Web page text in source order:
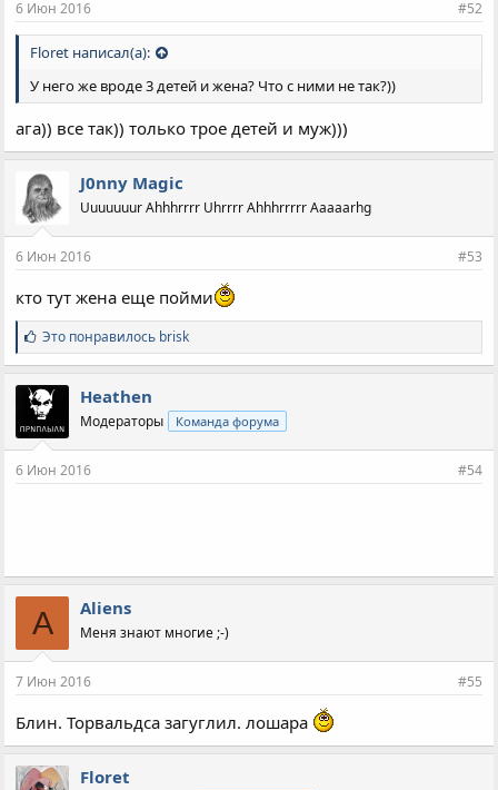
6 Июн 2016 #52
Floret написал(а):
У него же вроде 3 детей и жена? Что с ними не так?))
ага)) все так)) только трое детей и муж)))
J0nny Magic
Uuuuuuur Ahhhrrrr Uhrrrr Ahhhrrrrr Aaaaarhg
6 Июн 2016 #53
кто тут жена еще пойми
С
и
м
п
а
т
и
:
Это понравилось brisk
Heathen
Модераторы Команда форума
6 Июн 2016 #54
A Aliens
Меня знают многие ;-)
7 Июн 2016 #55
Блин. Торвальдса загуглил. лошара
Floret